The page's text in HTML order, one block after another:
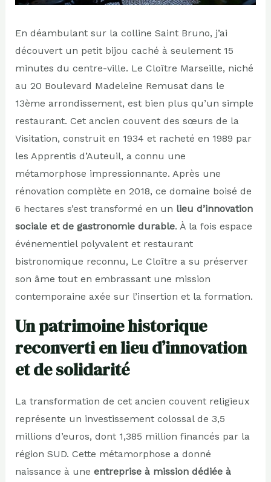
En déambulant sur la colline Saint Bruno, j’ai
découvert un petit bijou caché à seulement 15
minutes du centre-ville. Le Cloître Marseille, niché
au 20 Boulevard Madeleine Remusat dans le
13ème arrondissement, est bien plus qu’un simple
restaurant. Cet ancien couvent des sœurs de la
Visitation, construit en 1934 et racheté en 1989 par
les Apprentis d’Auteuil, a connu une
métamorphose impressionnante. Après une
rénovation complète en 2018, ce domaine boisé de
6 hectares s’est transformé en un lieu d’innovation
sociale et de gastronomie durable. À la fois espace
événementiel polyvalent et restaurant
bistronomique reconnu, Le Cloître a su préserver
son âme tout en embrassant une mission
contemporaine axée sur l’insertion et la formation.
Un patrimoine historique
reconverti en lieu d’innovation
et de solidarité
La transformation de cet ancien couvent religieux
représente un investissement colossal de 3,5
millions d’euros, dont 1,385 million financés par la
région SUD. Cette métamorphose a donné
naissance à une entreprise à mission dédiée à